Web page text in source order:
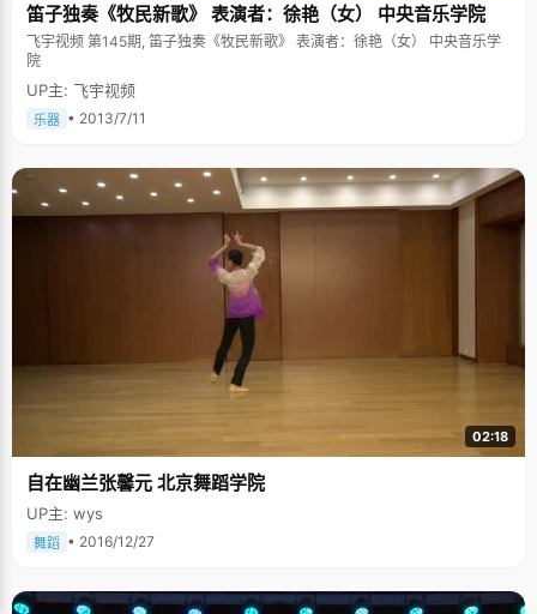
笛子独奏《牧民新歌》 表演者：徐艳（女） 中央音乐学院
飞宇视频 第145期, 笛子独奏《牧民新歌》 表演者：徐艳（女） 中央音乐学
院
UP主: 飞宇视频
乐器 • 2013/7/11
02:18
自在幽兰张馨元 北京舞蹈学院
UP主: wys
舞蹈 • 2016/12/27